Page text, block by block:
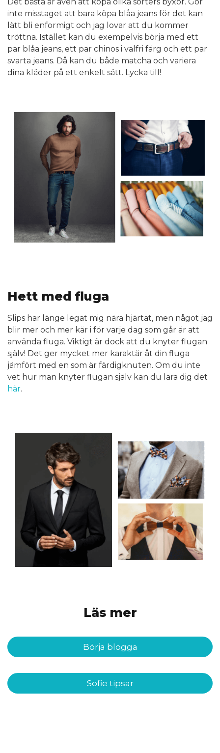
inte misstaget att bara köpa blåa jeans för det kan
lätt bli enformigt och jag lovar att du kommer
tröttna. Istället kan du exempelvis börja med ett
par blåa jeans, ett par chinos i valfri färg och ett par
svarta jeans. Då kan du både matcha och variera
dina kläder på ett enkelt sätt. Lycka till!
Hett med fluga
Slips har länge legat mig nära hjärtat, men något jag
blir mer och mer kär i för varje dag som går är att
använda fluga. Viktigt är dock att du knyter flugan
själv! Det ger mycket mer karaktär åt din fluga
jämfört med en som är färdigknuten. Om du inte
vet hur man knyter flugan själv kan du lära dig det
här.
Läs mer
Börja blogga
Sofie tipsar